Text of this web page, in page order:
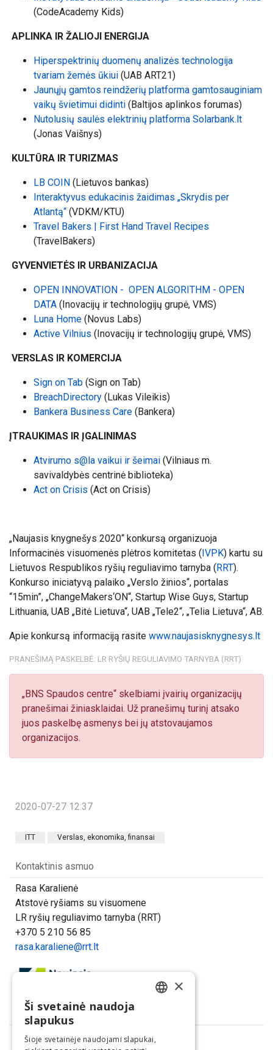
(CodeAcademy Kids)
APLINKA IR ŽALIOJI ENERGIJA
Hiperspektrinių duomenų analizės technologija
tvariam žemės ūkiui (UAB ART21)
Jaunųjų gamtos reindžerių platforma gamtosauginiam
vaikų švietimui didinti (Baltijos aplinkos forumas)
Nutolusių saulės elektrinių platforma Solarbank.lt
(Jonas Vaišnys)
KULTŪRA IR TURIZMAS
LB COIN (Lietuvos bankas)
Interaktyvus edukacinis žaidimas „Skrydis per
Atlantą“ (VDKM/KTU)
Travel Bakers | First Hand Travel Recipes
(TravelBakers)
GYVENVIETĖS IR URBANIZACIJA
OPEN INNOVATION - OPEN ALGORITHM - OPEN
DATA (Inovacijų ir technologijų grupė, VMS)
Luna Home (Novus Labs)
Active Vilnius (Inovacijų ir technologijų grupė, VMS)
VERSLAS IR KOMERCIJA
Sign on Tab (Sign on Tab)
BreachDirectory (Lukas Vileikis)
Bankera Business Care (Bankera)
ĮTRAUKIMAS IR ĮGALINIMAS
Atvirumo s@la vaikui ir šeimai (Vilniaus m.
savivaldybės centrinė biblioteka)
Act on Crisis (Act on Crisis)
„Naujasis knygnešys 2020“ konkursą organizuoja
Informacinės visuomenės plėtros komitetas (IVPK) kartu su
Lietuvos Respublikos ryšių reguliavimo tarnyba (RRT).
Konkurso iniciatyvą palaiko „Verslo žinios“, portalas
“15min”, „ChangeMakers‘ON“, Startup Wise Guys, Startup
Lithuania, UAB „Bitė Lietuva“, UAB „Tele2“, „Telia Lietuva“, AB.
Apie konkursą informaciją rasite www.naujasisknygnesys.lt
PRANEŠIMĄ PASKELBĖ: LR RYŠIŲ REGULIAVIMO TARNYBA (RRT)
„BNS Spaudos centre“ skelbiami įvairių organizacijų
pranešimai žiniasklaidai. Už pranešimų turinį atsako
juos paskelbę asmenys bei jų atstovaujamos
organizacijos.
2020-07-27 12:37
ITT Verslas, ekonomika, finansai
Kontaktinis asmuo
Rasa Karalienė
Atstovė ryšiams su visuomene
LR ryšių reguliavimo tarnyba (RRT)
+370 5 210 56 85
rasa.karaliene@rrt.lt
Dalintis
×
Ši svetainė naudoja
slapukus
Šioje svetainėje naudojami slapukai,